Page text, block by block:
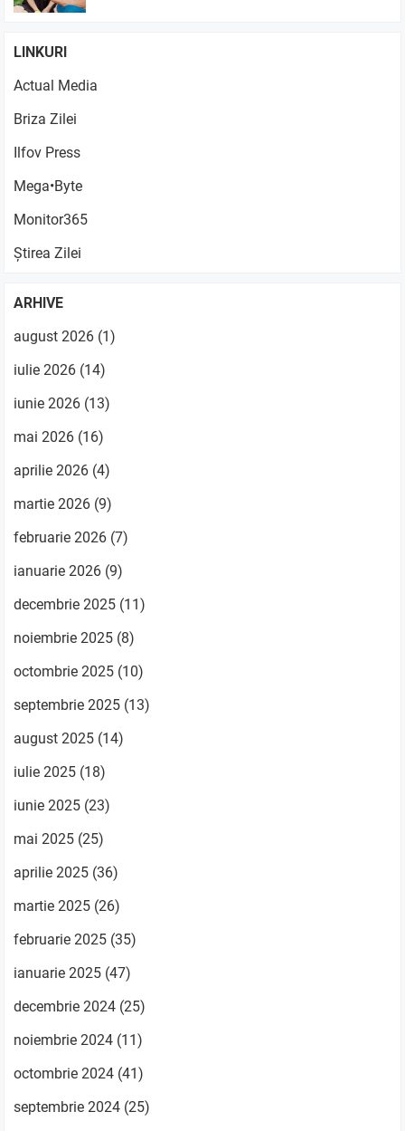
LINKURI
Actual Media
Briza Zilei
Ilfov Press
Mega•Byte
Monitor365
Știrea Zilei
ARHIVE
august 2026 (1)
iulie 2026 (14)
iunie 2026 (13)
mai 2026 (16)
aprilie 2026 (4)
martie 2026 (9)
februarie 2026 (7)
ianuarie 2026 (9)
decembrie 2025 (11)
noiembrie 2025 (8)
octombrie 2025 (10)
septembrie 2025 (13)
august 2025 (14)
iulie 2025 (18)
iunie 2025 (23)
mai 2025 (25)
aprilie 2025 (36)
martie 2025 (26)
februarie 2025 (35)
ianuarie 2025 (47)
decembrie 2024 (25)
noiembrie 2024 (11)
octombrie 2024 (41)
septembrie 2024 (25)